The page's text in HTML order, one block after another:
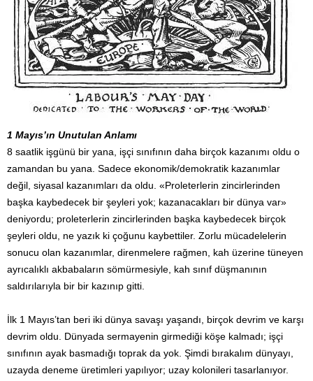
1 Mayıs’ın Unutulan Anlamı
8 saatlik işgünü bir yana, işçi sınıfının daha birçok kazanımı oldu o
zamandan bu yana. Sadece ekonomik/demokratik kazanımlar
değil, siyasal kazanımları da oldu. «Proleterlerin zincirlerinden
başka kaybedecek bir şeyleri yok; kazanacakları bir dünya var»
deniyordu; proleterlerin zincirlerinden başka kaybedecek birçok
şeyleri oldu, ne yazık ki çoğunu kaybettiler. Zorlu mücadelelerin
sonucu olan kazanımlar, direnmelere rağmen, kah üzerine tüneyen
ayrıcalıklı akbabaların sömürmesiyle, kah sınıf düşmanının
saldırılarıyla bir bir kazınıp gitti.
İlk 1 Mayıs’tan beri iki dünya savaşı yaşandı, birçok devrim ve karşı
devrim oldu. Dünyada sermayenin girmediği köşe kalmadı; işçi
sınıfının ayak basmadığı toprak da yok. Şimdi bırakalım dünyayı,
uzayda deneme üretimleri yapılıyor; uzay kolonileri tasarlanıyor.